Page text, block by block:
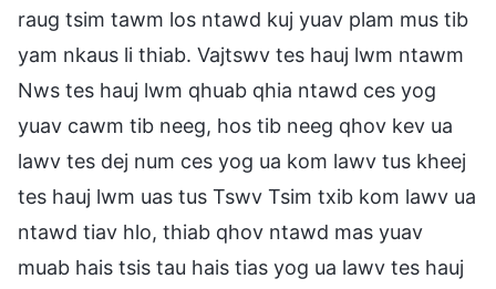
raug tsim tawm los ntawd kuj yuav plam mus tib
yam nkaus li thiab. Vajtswv tes hauj lwm ntawm
Nws tes hauj lwm qhuab qhia ntawd ces yog
yuav cawm tib neeg, hos tib neeg qhov kev ua
lawv tes dej num ces yog ua kom lawv tus kheej
tes hauj lwm uas tus Tswv Tsim txib kom lawv ua
ntawd tiav hlo, thiab qhov ntawd mas yuav
muab hais tsis tau hais tias yog ua lawv tes hauj